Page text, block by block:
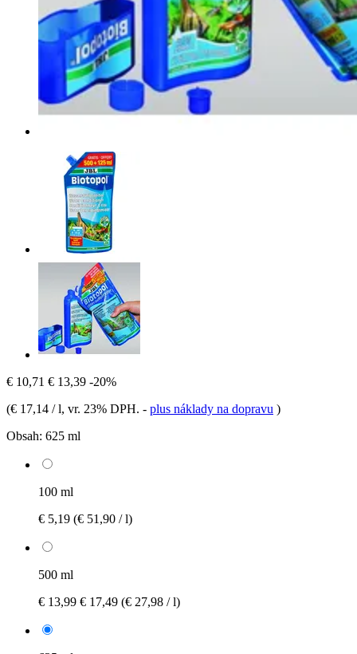
€ 10,71 € 13,39 -20%
(€ 17,14 / l, vr. 23% DPH. - plus náklady na dopravu )
Obsah: 625 ml
100 ml
€ 5,19 (€ 51,90 / l)
500 ml
€ 13,99 € 17,49 (€ 27,98 / l)